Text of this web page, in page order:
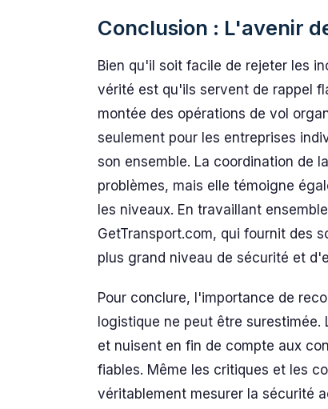
Conclusion : L'avenir
Bien qu'il soit facile de rejeter les
vérité est qu'ils servent de rappel
montée des opérations de vol
seulement pour les entreprises
son ensemble. La coordination de
problèmes, mais elle témoigne
les niveaux. En travaillant
GetTransport.com, qui fournit des
plus grand niveau de sécurité et
Pour conclure, l'importance de
logistique ne peut être
et nuisent en fin de compte aux
fiables. Même les critiques et les
véritablement mesurer la sécurité